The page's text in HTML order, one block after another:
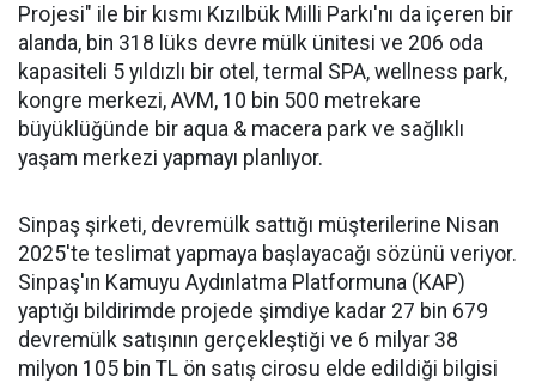
Projesi" ile bir kısmı Kızılbük Milli Parkı'nı da içeren bir
alanda, bin 318 lüks devre mülk ünitesi ve 206 oda
kapasiteli 5 yıldızlı bir otel, termal SPA, wellness park,
kongre merkezi, AVM, 10 bin 500 metrekare
büyüklüğünde bir aqua & macera park ve sağlıklı
yaşam merkezi yapmayı planlıyor.
Sinpaş şirketi, devremülk sattığı müşterilerine Nisan
2025'te teslimat yapmaya başlayacağı sözünü veriyor.
Sinpaş'ın Kamuyu Aydınlatma Platformuna (KAP)
yaptığı bildirimde projede şimdiye kadar 27 bin 679
devremülk satışının gerçekleştiği ve 6 milyar 38
milyon 105 bin TL ön satış cirosu elde edildiği bilgisi